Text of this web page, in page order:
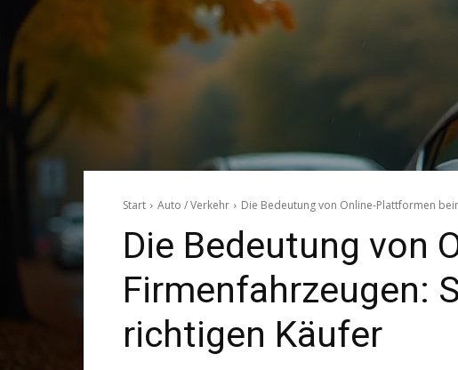
Start Auto / Verkehr Die Bedeutung von Online-Plattformen
Die Bedeutung von
Firmenfahrzeugen:
richtigen Käufer